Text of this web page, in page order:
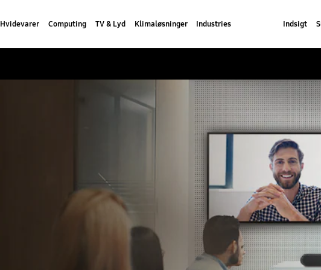
Hvidevarer Computing TV & Lyd Klimaløsninger Industries Indsigt